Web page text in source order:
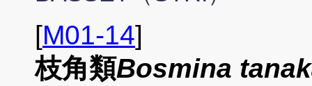
[M01-14]
枝角類Bosmina